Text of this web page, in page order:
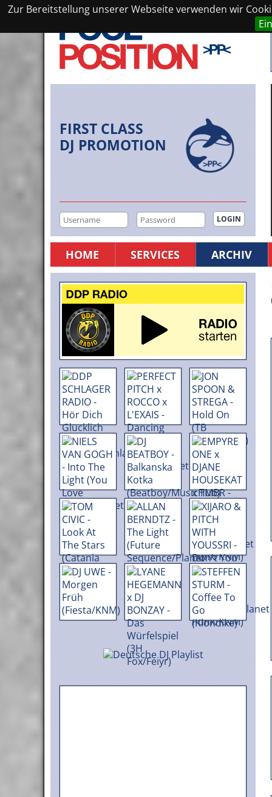
Zur Bereitstellung unserer Webseite verwenden wir
FIRST CLASS
DJ PROMOTION
HOME SERVICES ARCHIV